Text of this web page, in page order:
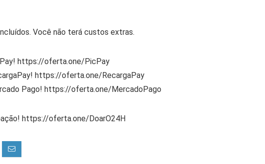
Você não terá custos extras.
https://oferta.one/PicPay
https://oferta.one/RecargaPay
Pago! https://oferta.one/MercadoPago
https://oferta.one/DoarO24H